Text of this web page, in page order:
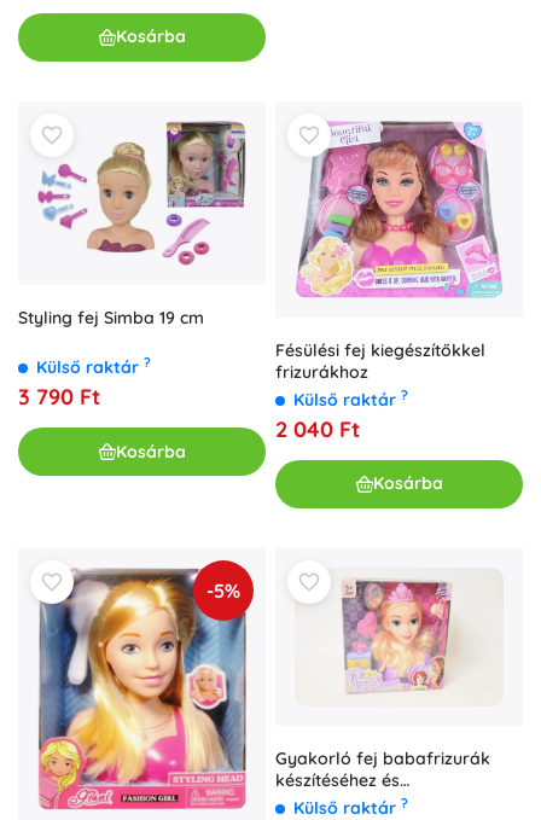
Kosárba
Styling fej Simba 19 cm
Külső raktár ?
3 790 Ft
Kosárba
Fésülési fej kiegészítőkkel
frizurákhoz
Külső raktár ?
2 040 Ft
Kosárba
-5%
Gyakorló fej babafrizurák
készítéséhez és
formázásához
Külső raktár ?